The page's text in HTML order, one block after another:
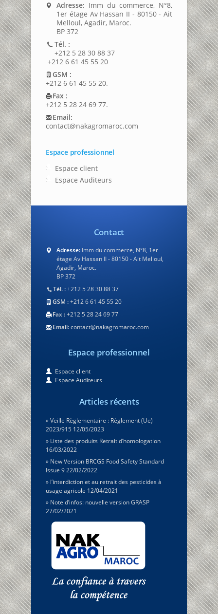
Adresse: Imm du commerce, N°8,
1er étage Av Hassan II - 80150 - Ait
Melloul, Agadir, Maroc.
BP 372
Tél. :
+212 5 28 30 88 37
+212 6 61 45 55 20
GSM :
+212 6 61 45 55 20.
Fax :
+212 5 28 24 69 77.
Email:
contact@nakagromaroc.com
Espace professionnel
Espace client
Espace Auditeurs
Contact
Adresse: Imm du commerce, N°8, 1er
étage Av Hassan II - 80150 - Ait Melloul,
Agadir, Maroc.
BP 372
Tél. :+212 5 28 30 88 37
GSM :+212 6 61 45 55 20
Fax :+212 5 28 24 69 77
Email:contact@nakagromaroc.com
Espace professionnel
Espace client
Espace Auditeurs
Articles récents
Veille Règlementaire : Règlement (Ue)
2023/915 12/05/2023
Liste des produits Retrait d’homologation
16/03/2022
New Version BRCGS Food Safety Standard
Issue 922/02/2022
l’interdiction et au retrait des pesticides à
usage agricole 12/04/2021
Note d’infos: nouvelle version GRASP
27/02/2021